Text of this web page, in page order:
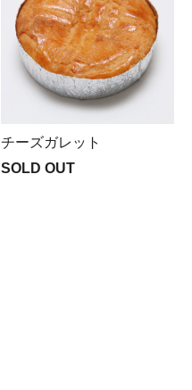
チーズガレット
SOLD OUT